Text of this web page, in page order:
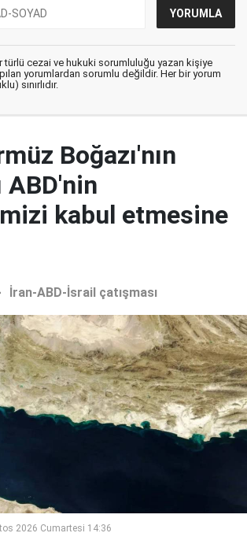
türlü cezai ve hukuki sorumluluğu yazan kişiye
yorumlardan sorumlu değildir. Her bir yorum
sınırlıdır.
Boğazı'nın
ABD'nin
kabul etmesine
İran-ABD-İsrail çatışması
2026 Cumartesi 14:36